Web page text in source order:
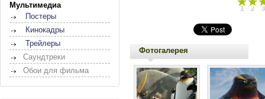
Мультимедиа
Постеры
Кинокадры
Трейлеры
Саундтреки
Обои для фильма
1 2 3
Фотогалерея